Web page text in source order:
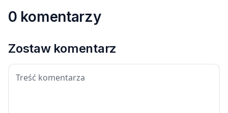
0 komentarzy
Zostaw komentarz